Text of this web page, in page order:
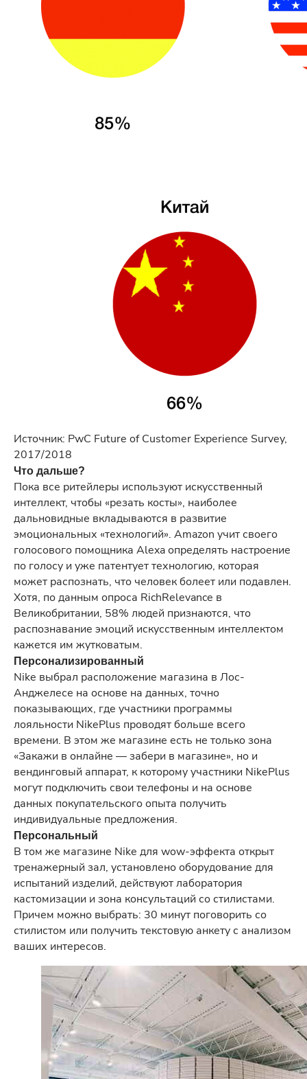
Источник: PwC Future of Customer Experience Survey,
2017/2018
Что дальше?
Пока все ритейлеры используют искусственный
интеллект, чтобы «резать косты», наиболее
дальновидные вкладываются в развитие
эмоциональных «технологий». Amazon учит своего
голосового помощника Alexa определять настроение
по голосу и уже патентует технологию, которая
может распознать, что человек болеет или подавлен.
Хотя, по данным опроса RichRelevance в
Великобритании, 58% людей признаются, что
распознавание эмоций искусственным интеллектом
кажется им жутковатым.
Персонализированный
Nike выбрал расположение магазина в Лос-
Анджелесе на основе на данных, точно
показывающих, где участники программы
лояльности NikePlus проводят больше всего
времени. В этом же магазине есть не только зона
«Закажи в онлайне — забери в магазине», но и
вендинговый аппарат, к которому участники NikePlus
могут подключить свои телефоны и на основе
данных покупательского опыта получить
индивидуальные предложения.
Персональный
В том же магазине Nike для wow-эффекта открыт
тренажерный зал, установлено оборудование для
испытаний изделий, действуют лаборатория
кастомизации и зона консультаций со стилистами.
Причем можно выбрать: 30 минут поговорить со
стилистом или получить текстовую анкету с анализом
ваших интересов.